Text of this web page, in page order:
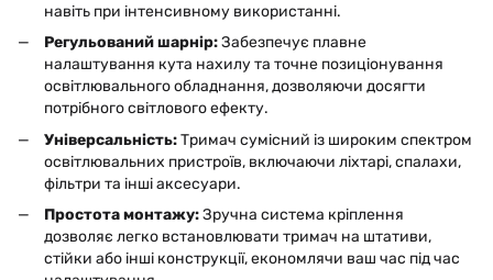
навіть при інтенсивному використанні.
Регульований шарнір:Забезпечує плавне
налаштування кута нахилу та точне позиціонування
освітлювального обладнання, дозволяючи досягти
потрібного світлового ефекту.
Універсальність:Тримач сумісний із широким спектром
освітлювальних пристроїв, включаючи ліхтарі, спалахи,
фільтри та інші аксесуари.
Простота монтажу:Зручна система кріплення
дозволяє легко встановлювати тримач на штативи,
стійки або інші конструкції, економлячи ваш час під час